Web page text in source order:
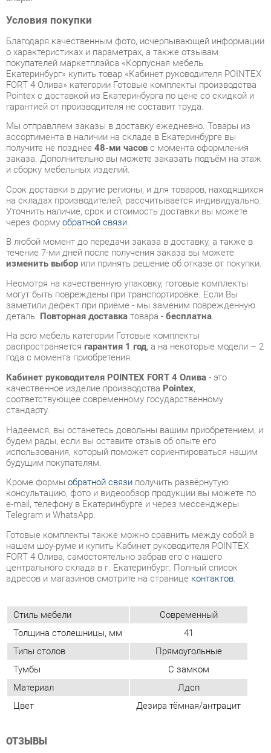
Благодаря качественным фото, исчерпывающей информации
о характеристиках и параметрах, а также отзывам
покупателей маркетплэйса «Корпусная мебель
Екатеринбург» купить товар «Кабинет руководителя POINTEX
FORT 4 Олива» категории Готовые комплекты производства
Pointex с доставкой из Екатеринбурга по цене со скидкой и
гарантией от производителя не составит труда.
Мы отправляем заказы в доставку ежедневно. Товары из
ассортимента в наличии на складе в Екатеринбурге вы
получите не позднее48-ми часовс момента оформления
и сборку мебельных изделий.
Срок доставки в другие регионы, и для товаров, находящихся
на складах производителей, рассчитывается индивидуально.
Уточнить наличие, срок и стоимость доставки вы можете
В любой момент до передачи заказа в доставку, а также в
течение 7-ми дней после получения заказа вы можете
изменить выборили принять решение об отказе от покупки.
Несмотря на качественную упаковку, готовые комплекты
могут быть повреждены при транспортировке. Если Вы
заметили дефект при приёме - мы заменим поврежденную
Повторная доставка товара -
На всю мебель категории Готовые комплекты
распространяетсягарантия 1 год, а на некоторые модели – 2
года с момента приобретения.
Кабинет руководителя POINTEX FORT 4 Олива
качественное изделие производстваPointex,
соответствующее современному государственному
стандарту.
Надеемся, вы останетесь довольны вашим приобретением, и
будем рады, если вы оставите отзыв об опыте его
использования, который поможет сориентироваться нашим
будущим покупателям.
Кроме формы обратной связиполучить развёрнутую
консультацию, фото и видеообзор продукции вы можете по
e-mail, телефону в Екатеринбурге и через мессенджеры
Telegram и WhatsApp.
Готовые комплекты также можно сравнить между собой в
нашем шоу-руме и купить Кабинет руководителя POINTEX
FORT 4 Олива, самостоятельно забрав его с нашего
центрального склада в г. Екатеринбург. Полный список
адресов и магазинов смотрите на странице
Стиль мебели
Современный
Толщина столешницы, мм
41
Тумбы
С замком
Материал
Лдсп
Цвет Дезира тёмная/антрацит
ОТЗЫВЫ
Пока нет отзывов, поделитесь первым своим мнением.